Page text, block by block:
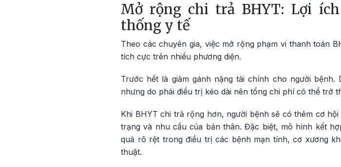
Mở rộng chi trả BHYT: Lợi
thống y tế
Theo các chuyên gia, việc mở rộng phạm vi thanh toán
tích cực trên nhiều phương diện.
Trước hết là giảm gánh nặng tài chính cho người
nhưng do phải điều trị kéo dài nên tổng chi phí có thể trở
Khi BHYT chi trả rộng hơn, người bệnh sẽ có thêm cơ
trạng và nhu cầu của bản thân. Đặc biệt, mô hình kết
quả rõ rệt trong điều trị các bệnh mạn tính, cơ xương
thuật.